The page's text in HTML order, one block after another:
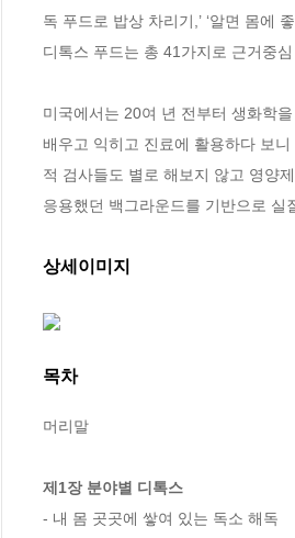
독 푸드로 밥상 차리기,’ ‘알면 몸에
디톡스 푸드는 총 41가지로 근거중
미국에서는 20여 년 전부터 생화학
배우고 익히고 진료에 활용하다 보
적 검사들도 별로 해보지 않고 영양
응용했던 백그라운드를 기반으로 실
상세이미지
목차
머리말
제1장 분야별 디톡스
- 내 몸 곳곳에 쌓여 있는 독소 해독